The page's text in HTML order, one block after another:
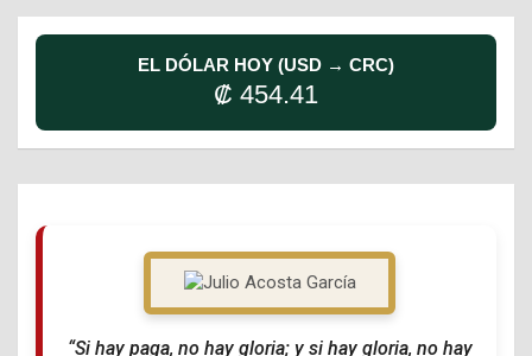
EL DÓLAR HOY (USD → CRC)
₡ 454.41
“Si hay paga, no hay gloria; y si hay gloria, no hay